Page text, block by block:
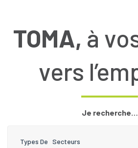
TOMA, à
vers
Je recherche…
Types De Secteurs